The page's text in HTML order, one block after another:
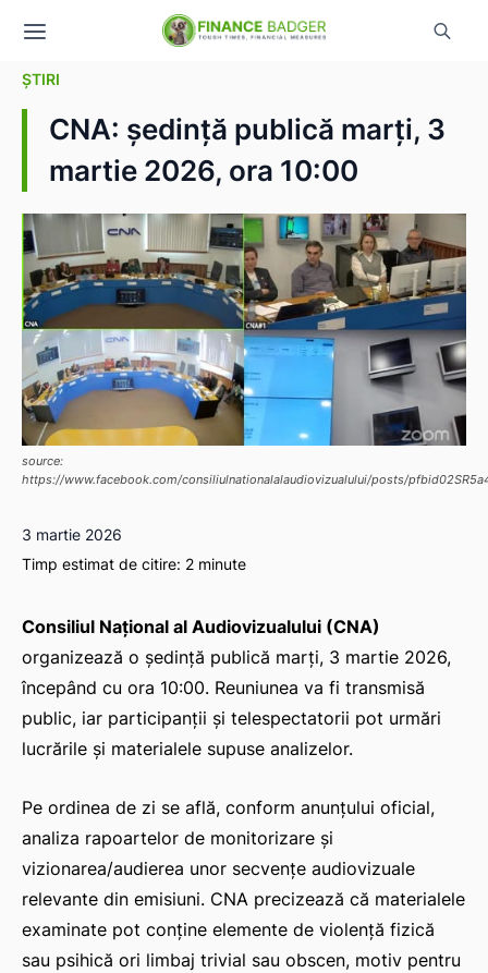
ȘTIRI
CNA: ședință publică marți, 3
martie 2026, ora 10:00
source:
https://www.facebook.com/consiliulnationalalaudiovizualului/posts/
3 martie 2026
Timp estimat de citire: 2 minute
Consiliul Național al Audiovizualului (CNA)
organizează o ședință publică marți, 3 martie 2026,
începând cu ora 10:00. Reuniunea va fi transmisă
public, iar participanții și telespectatorii pot urmări
lucrările și materialele supuse analizelor.
Pe ordinea de zi se află, conform anunțului oficial,
analiza rapoartelor de monitorizare și
vizionarea/audierea unor secvențe audiovizuale
relevante din emisiuni. CNA precizează că materialele
examinate pot conține elemente de violență fizică
sau psihică ori limbaj trivial sau obscen, motiv pentru